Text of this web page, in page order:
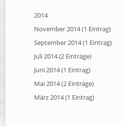
2014
November 2014 (1 Eintrag)
September 2014 (1 Eintrag)
Juli 2014 (2 Einträge)
Juni 2014 (1 Eintrag)
Mai 2014 (2 Einträge)
März 2014 (1 Eintrag)